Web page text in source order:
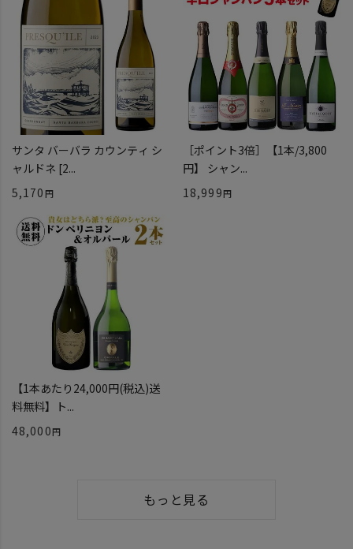
サンタ バーバラ カウンティ シ
ャルドネ [2...
5,170
［ポイント3倍］【1本/3,800
円】 シャン...
18,999
【1本あたり24,000円(税込)送
料無料】ト...
48,000
もっと見る